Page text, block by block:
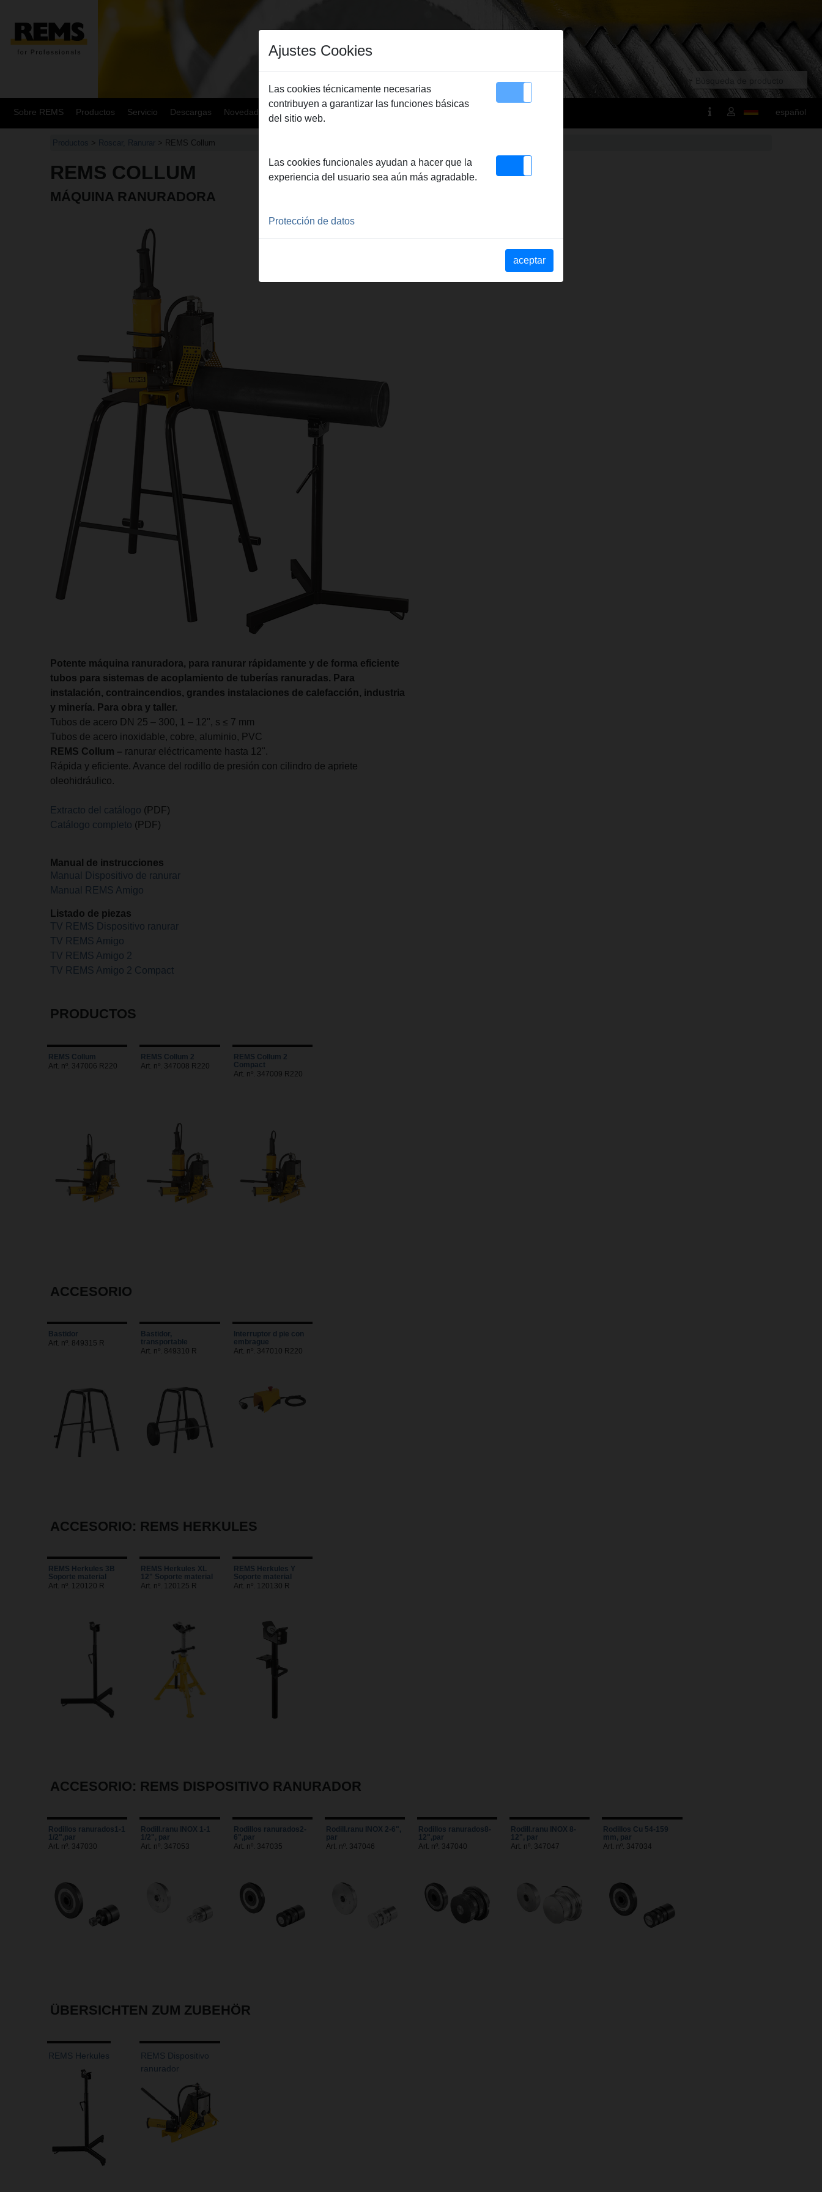
Sobre REMS Productos Servicio Descargas Novedades Sitemap Contacto español
Productos > Roscar, Ranurar > REMS Collum
REMS COLLUM
MÁQUINA RANURADORA
Potente máquina ranuradora, para ranurar rápidamente y de forma eficiente
tubos para sistemas de acoplamiento de tuberías ranuradas. Para
instalación, contraincendios, grandes instalaciones de calefacción, industria
y minería. Para obra y taller.
Tubos de acero DN 25 – 300, 1 – 12", s ≤ 7 mm
Tubos de acero inoxidable, cobre, aluminio, PVC
REMS Collum – ranurar eléctricamente hasta 12".
Rápida y eficiente. Avance del rodillo de presión con cilindro de apriete
oleohidráulico.
Extracto del catálogo (PDF)
Catálogo completo (PDF)
Manual de instrucciones
Manual Dispositivo de ranurar
Manual REMS Amigo
Listado de piezas
TV REMS Dispositivo ranurar
TV REMS Amigo
TV REMS Amigo 2
TV REMS Amigo 2 Compact
PRODUCTOS
REMS Collum
Art. nº. 347006 R220
REMS Collum 2
Art. nº. 347008 R220
REMS Collum 2
Compact
Art. nº. 347009 R220
ACCESORIO
Bastidor
Art. nº. 849315 R
Bastidor,
transportable
Art. nº. 849310 R
Interruptor d pie con
embrague
Art. nº. 347010 R220
ACCESORIO: REMS HERKULES
REMS Herkules 3B
Soporte material
Art. nº. 120120 R
REMS Herkules XL
12" Soporte material
Art. nº. 120125 R
REMS Herkules Y
Soporte material
Art. nº. 120130 R
ACCESORIO: REMS DISPOSITIVO RANURADOR
Rodillos ranurados1-1
1/2",par
Art. nº. 347030
Rodill.ranu INOX 1-1
1/2", par
Art. nº. 347053
Rodillos ranurados2-
6",par
Art. nº. 347035
Rodill.ranu INOX 2-6",
par
Art. nº. 347046
Rodillos ranurados8-
12",par
Art. nº. 347040
Rodill.ranu INOX 8-
12", par
Art. nº. 347047
Rodillos Cu 54-159
mm, par
Art. nº. 347034
ÜBERSICHTEN ZUM ZUBEHÖR
REMS Herkules
REMS Dispositivo
ranurador
Ajustes Cookies
Las cookies técnicamente necesarias
contribuyen a garantizar las funciones básicas
del sitio web.
Las cookies funcionales ayudan a hacer que la
experiencia del usuario sea aún más agradable.
Protección de datos
aceptar